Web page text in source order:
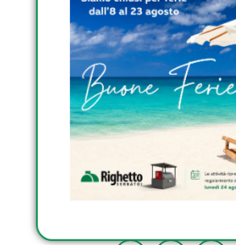
DI RIGHETTO
SCOPRI I
INTERRATI DI
SCOPRI I
TRASPORTABILI
OMOLOGATI DI
RIGHETTO